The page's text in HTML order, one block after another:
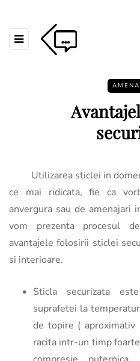
Utilizarea sticlei in
ce mai ridicata, fie ca
anvergura sau de amenajari
vom prezenta procesul
avantajele folosirii sticlei
si interioare.
Sticla securizata
suprafetei la
de topire (
racita intr-un timp